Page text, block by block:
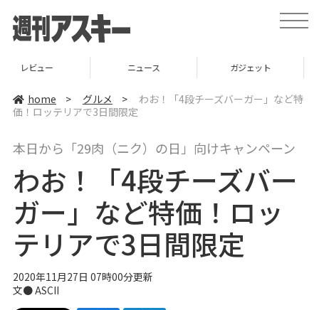
t
o
a
v
t
n
ニュース ガジェット ゲーム
home > グルメ >
わお！「4段チーズバーガー」など特
価！ロッテリアで3日間限定
本日から「29肉（ニク）の日」向けキャンペーン
わお！「4段チーズバー
ガー」など特価！ロッ
テリアで3日間限定
2020年11月27日 07時00分更新
文● ASCII